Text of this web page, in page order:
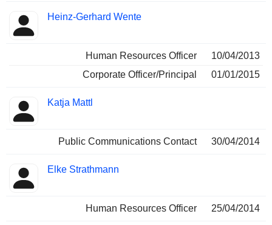
Heinz-Gerhard Wente
Human Resources Officer
10/04/2013
Corporate Officer/Principal
01/01/2015
Katja Mattl
Public Communications Contact 30/04/2014
Elke Strathmann
Human Resources Officer 25/04/2014